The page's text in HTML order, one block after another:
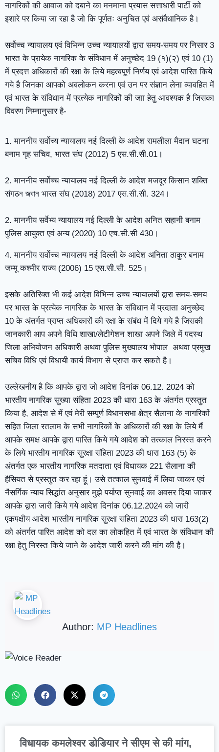
नागरिकों की आवाज को दबाने का मनमाना प्रयास सत्ताधारी पार्टी को
इशारे पर किया जा रहा है जो कि पूर्णतः अनुचित एवं असंवैधानिक है।
सर्वोच्च न्यायालय एवं विभिन्न उच्च न्यायालयों द्वारा समय-समय पर निसार 3
भारत के प्रायेक नागरिक के संविधान में अनुच्छेद 19 (१)(२) एवं 10 (1)
में प्रदत्त अधिकारों की रक्षा के लिये महत्वपूर्ण निर्णय एवं आदेश पारित किये
गये है जिनका आपको अवलोकन करना एवं उन पर संज्ञान लेना व्यावहित में
एवं भारत के संविधान में प्रत्येक नागरिकों की जाा हेतु आवश्यक है जिसका
विवरण निम्नानुसार है-
1. माननीय सर्वोच्य न्यायालय नई दिल्ली के आदेश रामलीला मैदान घटना
बनाम गृह सचिव, भारत संघ (2012) 5 एस.सी.सी.01।
2. माननीय सर्वोच्च न्यायालय नई दिल्ली के आदेश मजदूर किसान शक्ति
संगठন জবান भारत संघ (2018) 2017 एस.सी.सी. 324।
2. माननीय सर्वेभ्य न्यायालय नई दिल्ली के आदेश अनित सहानी बनाम
पुलिस आयुक्त एवं अन्य (2020) 10 एच.सी.सी 430।
4. माननीय सर्वोच्च न्यायालय नई दिल्ली के आदेश अनिता ठाकुर बनाम
जम्मू कश्मीर राज्य (2006) 15 एस.सी.सी. 525।
इसके अतिरिक्त भी कई आदेश विभिन्न उच्च न्यायालयों द्वारा समय-समय
पर भारत के प्रत्येक नागरिक के भारत के संविधान में प्रदाता अनुच्छेद
10 के अंतर्गत प्राप्त अधिकारों की रक्षा के संबंध में दिये गये है जिसकी
जानकारी आप अपने विधि शाखा/लेटीगेशन शाखा अपने जिले में पदस्थ
जिला अभियोजन अधिकारी अथवा पुलिस मुख्यालय भोपाल अथवा प्रमुख
सचिव विधि एवं विधायी कार्य विभाग से प्राप्त कर सकते है।
उल्लेखनीय है कि आपके द्वारा जो आदेश दिनांक 06.12. 2024 को
भारतीय नागरिक सुख्या संहिता 2023 की धारा 163 के अंतर्गत प्रस्तुत
किया है, आदेश से में एवं मेरी सम्पूर्ण विधानसभा क्षेत्र सैलाना के नागरिकों
सहित जिला रतलाम के सभी नागरिकों के अधिकारों की रक्षा के लिये मैं
आपके समक्ष आपके द्वारा पारित किये गये आदेश को तत्काल निरस्त करने
के लिये भारतीय नागरिक सुरक्षा संहिता 2023 की धारा 163 (5) के
अंतर्गत एक भारतीय नागरिक मतदाता एवं विधायक 221 सैलाना की
हैसियत से प्रस्तुत कर रहा हूं। उसे तत्काल सुनवाई में लिया जाकर एवं
नैसर्गिक न्याय सिद्धांत अनुसार मुझे पर्याप्त सुनवाई का अवसर दिया जाकर
आपके द्वारा जारी किये गये आदेश दिनांक 06.12.2024 को जारी
एकपक्षीय आदेश भारतीय नागरिक सुरक्षा सहिता 2023 की धारा 163(2)
को अंतर्गत पारित आदेश को दल का लोकहित में एवं भारत के संविधान की
रक्षा हेतु निरस्त किये जाने के आदेश जारी करने की मांग की है।
Author: MP Headlines
विधायक कमलेश्वर डोडियार ने सीएम से की मांग,